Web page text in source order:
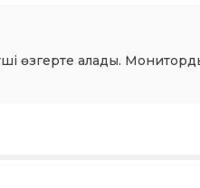
өзгерте алады.